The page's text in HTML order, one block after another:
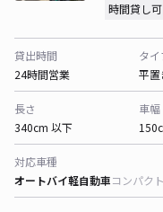
時間貸し可
貸出時間
24時間営業
タイ
平置
長さ
340cm 以下
車幅
対応車種
オートバイ軽自動車コンパク